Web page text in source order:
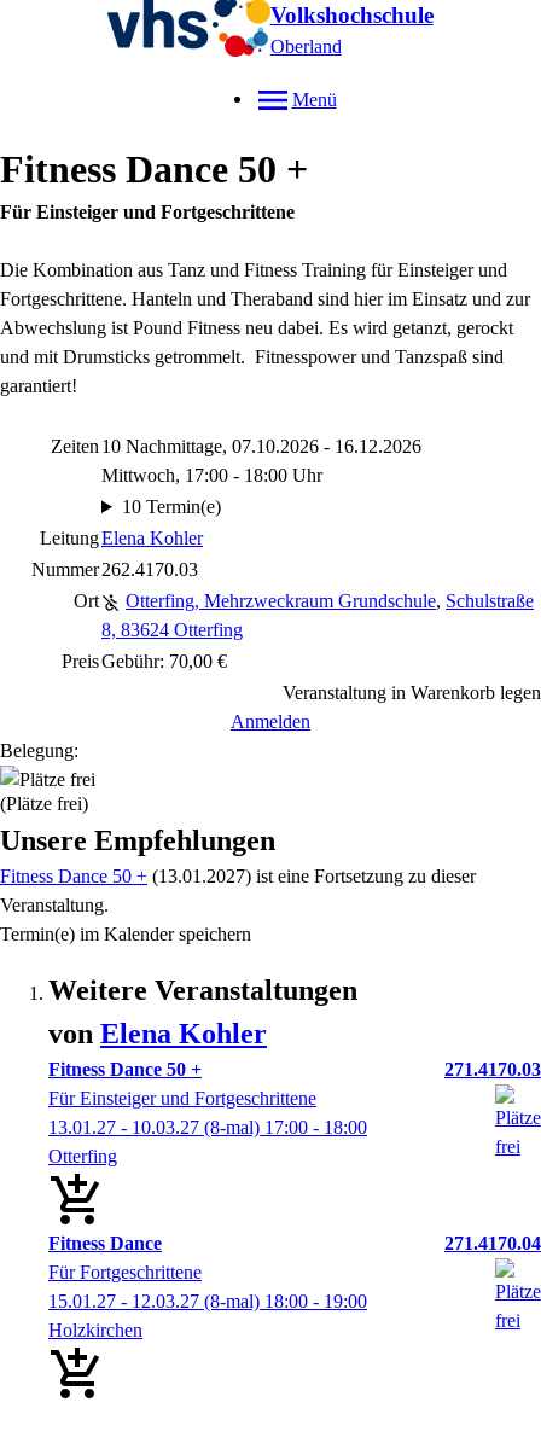
Volkshochschule
Oberland
Menü
Fitness Dance 50 +
Für Einsteiger und Fortgeschrittene
Die Kombination aus Tanz und Fitness Training für Einsteiger und
Fortgeschrittene. Hanteln und Theraband sind hier im Einsatz und zur
Abwechslung ist Pound Fitness neu dabei. Es wird getanzt, gerockt
und mit Drumsticks getrommelt. Fitnesspower und Tanzspaß sind
garantiert!
Zeiten 10 Nachmittage, 07.10.2026 - 16.12.2026
Mittwoch, 17:00 - 18:00 Uhr
10 Termin(e)
LeitungElena Kohler
Nummer262.4170.03
Ort
Otterfing, Mehrzweckraum Grundschule, Schulstraße
8, 83624 Otterfing
PreisGebühr: 70,00 €
Veranstaltung in Warenkorb legen
Anmelden
Belegung:
(Plätze frei)
Unsere Empfehlungen
Fitness Dance 50 + (13.01.2027) ist eine Fortsetzung zu dieser
Veranstaltung.
Termin(e) im Kalender speichern
Weitere Veranstaltungen
von Elena Kohler
Fitness Dance 50 +
271.4170.03
Für Einsteiger und Fortgeschrittene
13.01.27 - 10.03.27 (8-mal) 17:00 - 18:00
Otterfing
Fitness Dance
271.4170.04
Für Fortgeschrittene
15.01.27 - 12.03.27 (8-mal) 18:00 - 19:00
Holzkirchen